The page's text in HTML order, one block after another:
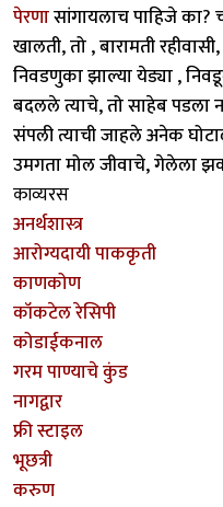
पेरणासांगायलाच पाहिजे का?
खालती, तो , बारामती
निवडणुका झाल्या येड्या ,
बदलले त्याचे, तो साहेब पडला
संपली त्याची जाहले अनेक
उमगता मोल जीवाचे, गेलेला
काव्यरस
अनर्थशास्त्र
आरोग्यदायी पाककृती
काणकोण
कॉकटेल रेसिपी
कोडाईकनाल
गरम पाण्याचे कुंड
नागद्वार
फ्री स्टाइल
भूछत्री
करुण